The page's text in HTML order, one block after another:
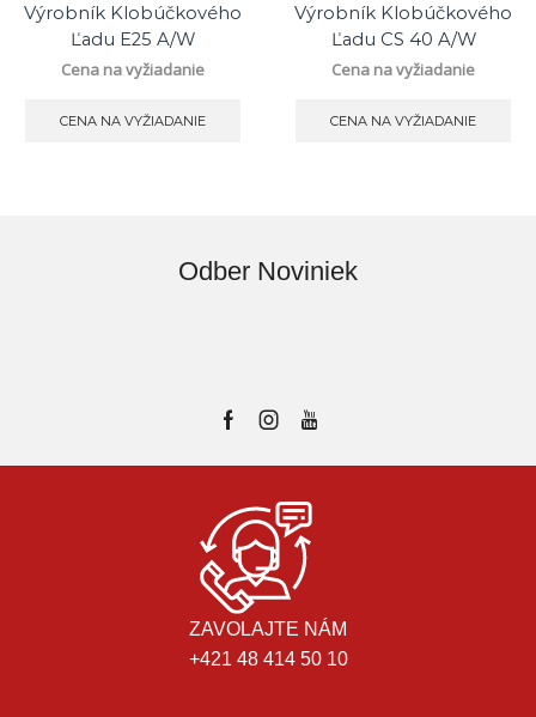
Výrobník Klobúčkového
Ľadu E25 A/W
Cena na vyžiadanie
CENA NA VYŽIADANIE
Výrobník Klobúčkového
Ľadu CS 40 A/W
Cena na vyžiadanie
CENA NA VYŽIADANIE
Odber Noviniek
ZAVOLAJTE NÁM
+421 48 414 50 10